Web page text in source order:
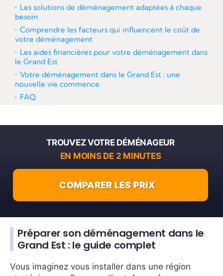
Préparer son déménagement dans le
Grand Est : le guide complet
Vous imaginez vous installer dans une région
Les solutions de déménagement adaptées à chaque
besoin
Comprendre les facteurs qui influencent le coût de
votre déménagement
Les aides financières pour votre déménagement dans
le Grand Est
Votre déménagement dans le Grand Est : une
nouvelle vie commence
FAQ
TROUVEZ VOTRE DÉMÉNAGEUR
EN MOINS DE 2 MINUTES
COMPARER LES PRIX